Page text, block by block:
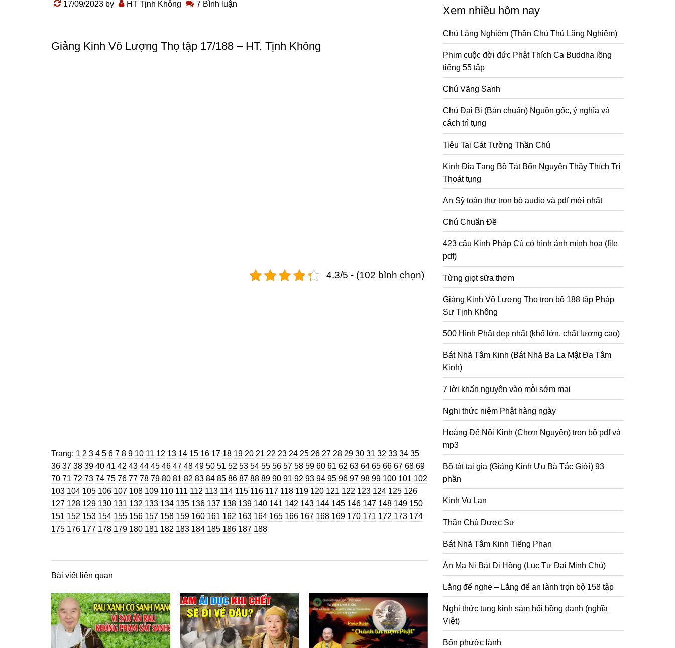
17/09/2023 by HT Tịnh Không 7 Bình luận
Giảng Kinh Vô Lượng Thọ tập 17/188 – HT. Tịnh Không
4.3/5 - (102 bình chọn)
Trang: Trang
1 Trang
2 Trang
3 Trang
4 Trang
5 Trang
6 Trang
7 Trang
8 Trang
9 Trang
10 Trang
11 Trang
12 Trang
13 Trang
14 Trang
15 Trang
16 Trang
17 Trang
18 Trang
19 Trang
20 Trang
21 Trang
22 Trang
23 Trang
24 Trang
25 Trang
26 Trang
27 Trang
28 Trang
29 Trang
30 Trang
31 Trang
32 Trang
33 Trang
34 Trang
35Trang
36 Trang
37 Trang
38 Trang
39 Trang
40 Trang
41 Trang
42 Trang
43 Trang
44 Trang
45 Trang
46 Trang
47 Trang
48 Trang
49 Trang
50 Trang
51 Trang
52 Trang
53 Trang
54 Trang
55 Trang
56 Trang
57 Trang
58 Trang
59 Trang
60 Trang
61 Trang
62 Trang
63 Trang
64 Trang
65 Trang
66 Trang
67 Trang
68 Trang
69Trang
70 Trang
71 Trang
72 Trang
73 Trang
74 Trang
75 Trang
76 Trang
77 Trang
78 Trang
79 Trang
80 Trang
81 Trang
82 Trang
83 Trang
84 Trang
85 Trang
86 Trang
87 Trang
88 Trang
89 Trang
90 Trang
91 Trang
92 Trang
93 Trang
94 Trang
95 Trang
96 Trang
97 Trang
98 Trang
99 Trang
100 Trang
101 Trang
102
Trang
103 Trang
104 Trang
105 Trang
106 Trang
107 Trang
108 Trang
109 Trang
110 Trang
111 Trang
112 Trang
113 Trang
114 Trang
115 Trang
116 Trang
117 Trang
118 Trang
119 Trang
120 Trang
121 Trang
122 Trang
123 Trang
124 Trang
125 Trang
126Trang
127 Trang
128 Trang
129 Trang
130 Trang
131 Trang
132 Trang
133 Trang
134 Trang
135 Trang
136 Trang
137 Trang
138 Trang
139 Trang
140 Trang
141 Trang
142 Trang
143 Trang
144 Trang
145 Trang
146 Trang
147 Trang
148 Trang
149 Trang
150Trang
151 Trang
152 Trang
153 Trang
154 Trang
155 Trang
156 Trang
157 Trang
158 Trang
159 Trang
160 Trang
161 Trang
162 Trang
163 Trang
164 Trang
165 Trang
166 Trang
167 Trang
168 Trang
169 Trang
170 Trang
171 Trang
172 Trang
173 Trang
174Trang
175 Trang
176 Trang
177 Trang
178 Trang
179 Trang
180 Trang
181 Trang
182 Trang
183 Trang
184 Trang
185 Trang
186 Trang
187 Trang
188
Bài viết liên quan
Xem nhiều hôm nay
Chú Lăng Nghiêm (Thần Chú Thủ Lăng Nghiêm)
Phim cuộc đời đức Phật Thích Ca Buddha lồng
tiếng 55 tập
Chú Vãng Sanh
Chú Đại Bi (Bản chuẩn) Nguồn gốc, ý nghĩa và
cách trì tụng
Tiêu Tai Cát Tường Thần Chú
Kinh Địa Tạng Bồ Tát Bổn Nguyện Thầy Thích Trí
Thoát tụng
An Sỹ toàn thư trọn bộ audio và pdf mới nhất
Chú Chuẩn Đề
423 câu Kinh Pháp Cú có hình ảnh minh hoạ (file
pdf)
Từng giọt sữa thơm
Giảng Kinh Vô Lượng Thọ trọn bộ 188 tập Pháp
Sư Tịnh Không
500 Hình Phật đẹp nhất (khổ lớn, chất lượng cao)
Bát Nhã Tâm Kinh (Bát Nhã Ba La Mật Đa Tâm
Kinh)
7 lời khấn nguyện vào mỗi sớm mai
Nghi thức niệm Phật hàng ngày
Hoàng Đế Nội Kinh (Chơn Nguyên) trọn bộ pdf và
mp3
Bồ tát tại gia (Giảng Kinh Ưu Bà Tắc Giới) 93
phần
Kinh Vu Lan
Thần Chú Dược Sư
Bát Nhã Tâm Kinh Tiếng Phạn
Án Ma Ni Bát Di Hồng (Lục Tự Đại Minh Chú)
Lắng để nghe – Lắng để an lành trọn bộ 158 tập
Nghi thức tụng kinh sám hối hồng danh (nghĩa
Việt)
Bốn phước lành